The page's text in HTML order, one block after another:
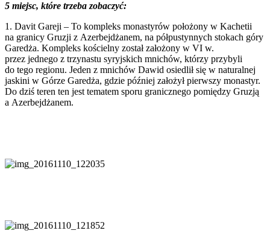
5 miejsc, które trzeba zobaczyć:
1. Davit Gareji – To kompleks monastyrów położony w Kachetii
na granicy Gruzji z Azerbejdżanem, na półpustynnych stokach góry
Garedża. Kompleks kościelny został założony w VI w.
przez jednego z trzynastu syryjskich mnichów, którzy przybyli
do tego regionu. Jeden z mnichów Dawid osiedlił się w naturalnej
jaskini w Górze Garedża, gdzie później założył pierwszy monastyr.
Do dziś teren ten jest tematem sporu granicznego pomiędzy Gruzją
a Azerbejdżanem.